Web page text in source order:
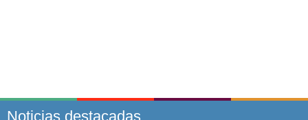
Noticias destacadas